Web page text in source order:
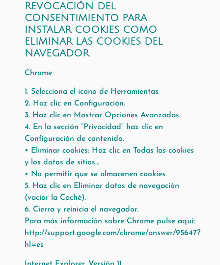
REVOCACIÓN DEL
CONSENTIMIENTO PARA
INSTALAR COOKIES COMO
ELIMINAR LAS COOKIES DEL
NAVEGADOR
Chrome
1. Selecciona el icono de Herramientas
2. Haz clic en Configuración.
3. Haz clic en Mostrar Opciones Avanzadas.
4. En la sección “Privacidad” haz clic en
Configuración de contenido.
• Eliminar cookies: Haz clic en Todas las cookies
y los datos de sitios…
• No permitir que se almacenen cookies
5. Haz clic en Eliminar datos de navegación
(vaciar la Caché).
6. Cierra y reinicia el navegador.
Para más información sobre Chrome pulse aquí:
http://support.google.com/chrome/answer/95647?
hl=es